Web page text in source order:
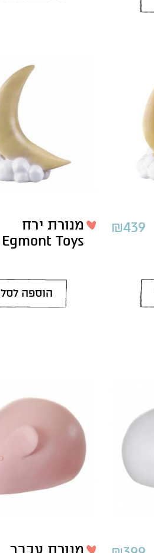
₪439
מנורת ירח
Egmont Toys
הוספה לסל